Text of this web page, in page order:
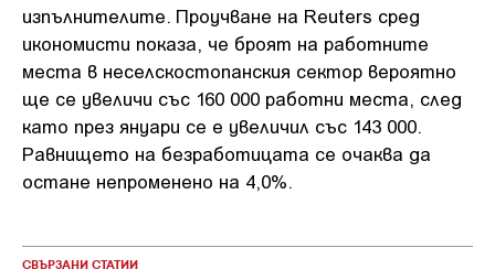
изпълнителите. Проучване на Reuters сред
икономисти показа, че броят на работните
места в неселскостопанския сектор вероятно
ще се увеличи със 160 000 работни места, след
като през януари се е увеличил със 143 000.
Равнището на безработицата се очаква да
остане непроменено на 4,0%.
СВЪРЗАНИ СТАТИИ